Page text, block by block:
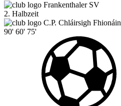
Frankenthaler SV
2. Halbzeit
C.P. Chláirsigh Fhionáin
90' 60' 75'